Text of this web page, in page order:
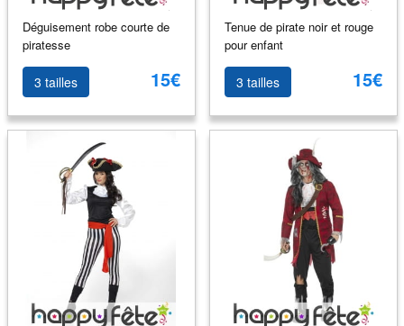
Déguisement robe courte de
piratesse
3 tailles 15€
Tenue de pirate noir et rouge
pour enfant
3 tailles 15€